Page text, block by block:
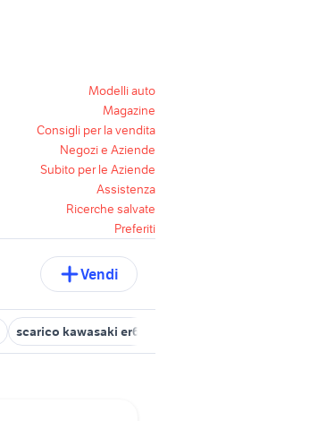
Modelli auto
Magazine
Consigli per la vendita
Negozi e Aziende
Subito per le Aziende
Assistenza
Ricerche salvate
Preferiti
Vendi
scarico kawasaki er6n